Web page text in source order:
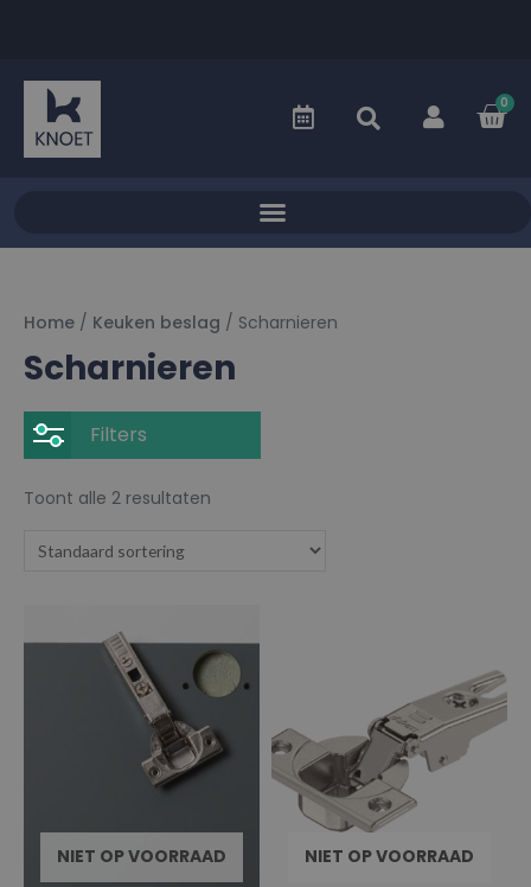
0
Home / Keuken beslag / Scharnieren
Scharnieren
Filters
Toont alle 2 resultaten
NIET OP VOORRAAD NIET OP VOORRAAD